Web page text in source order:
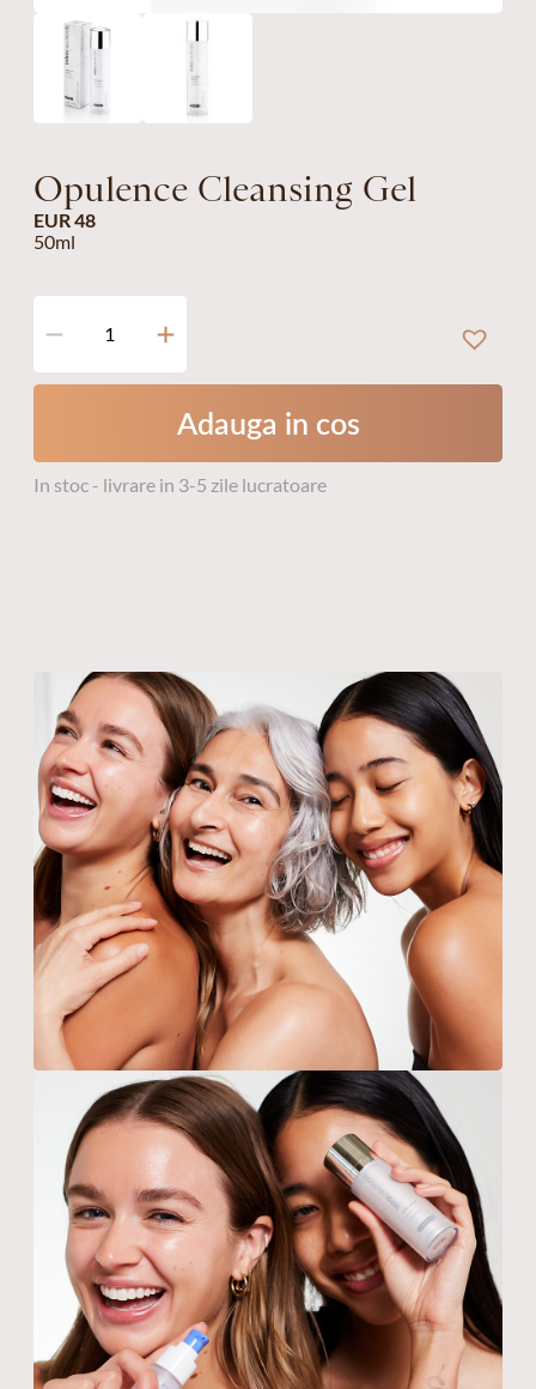
Opulence Cleansing Gel
50ml
EUR 48
In stoc - livrare in 3-5 zile lucratoare
Cantitate
Opulence
Cleansing
Adauga in cos